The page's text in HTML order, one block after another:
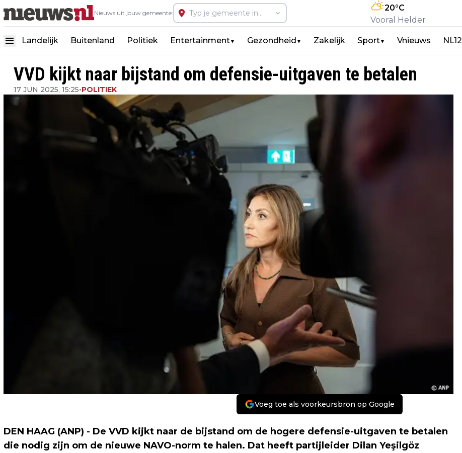
Nieuws uit jouw gemeente:
20°C
Vooral Helder
Landelijk Buitenland Politiek Entertainment▼ Gezondheid ▼ Zakelijk Sport▼ Vnieuws NL12
VVD kijkt naar bijstand om defensie-uitgaven te betalen
17 JUN 2025, 15:25•POLITIEK
Voeg toe als voorkeursbron op Google
DEN HAAG (ANP) - De VVD kijkt naar de bijstand om de hogere defensie-uitgaven te betalen
die nodig zijn om de nieuwe NAVO-norm te halen. Dat heeft partijleider Dilan Yeşilgöz